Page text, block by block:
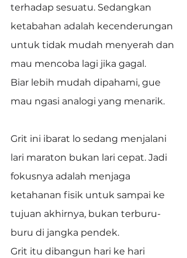
terhadap sesuatu. Sedangkan
ketabahan adalah kecenderungan
untuk tidak mudah menyerah dan
mau mencoba lagi jika gagal.
Biar lebih mudah dipahami, gue
mau ngasi analogi yang menarik.
Grit ini ibarat lo sedang menjalani
lari maraton bukan lari cepat. Jadi
fokusnya adalah menjaga
ketahanan fisik untuk sampai ke
tujuan akhirnya, bukan terburu-
buru di jangka pendek.
Grit itu dibangun hari ke hari